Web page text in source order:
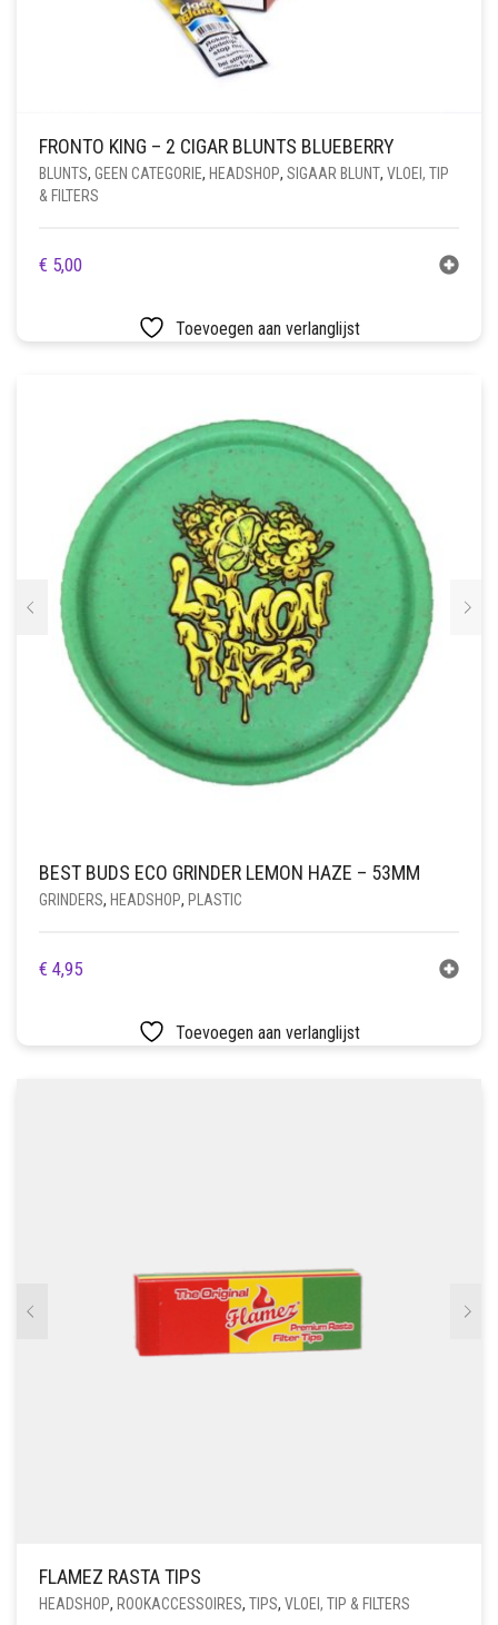
FRONTO KING – 2 CIGAR BLUNTS BLUEBERRY
BLUNTS, GEEN CATEGORIE, HEADSHOP, SIGAAR BLUNT, VLOEI, TIP
& FILTERS
€ 5,00
Toevoegen aan verlanglijst
BEST BUDS ECO GRINDER LEMON HAZE – 53MM
GRINDERS, HEADSHOP, PLASTIC
€ 4,95
Toevoegen aan verlanglijst
FLAMEZ RASTA TIPS
HEADSHOP, ROOKACCESSOIRES, TIPS, VLOEI, TIP & FILTERS